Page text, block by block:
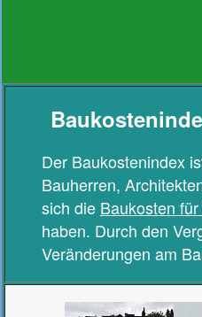
Der Baukostenindex
Bauherren,
sich die Baukosten
haben. Durch den
Veränderungen am